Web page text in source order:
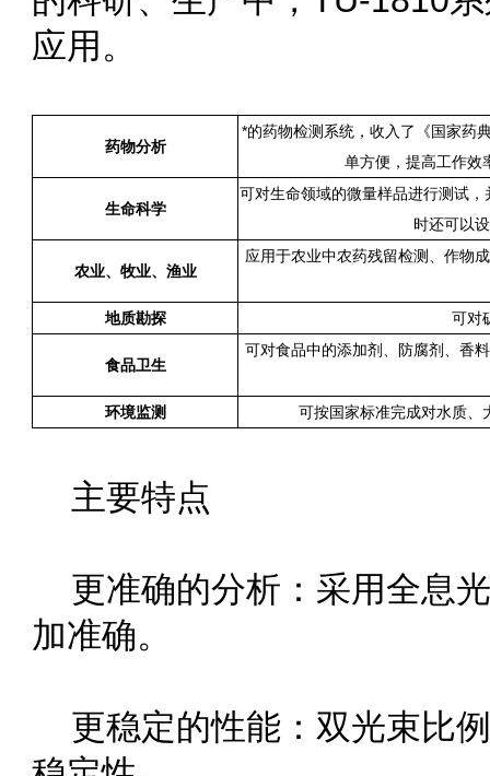
应用。
药物分析
*的药物检测系统，收入了《国家
单方便，提高工作效
生命科学
可对生命领域的微量样品进行测试
时还可以设
农业、牧业、渔业
应用于农业中农药残留检测、作物成分
地质勘探 可对
食品卫生
可对食品中的添加剂、防腐剂、香料等进
环境监测 可按国家标准完成对水质、
主要特点
更准确的分析：采用全息
加准确。
更稳定的性能：双光束比